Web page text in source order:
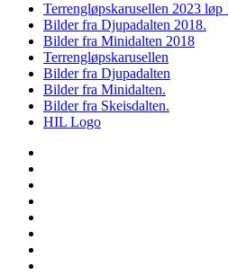
Terrengløpskarusellen 2023 løp
Bilder fra Djupadalten 2018.
Bilder fra Minidalten 2018
Terrengløpskarusellen
Bilder fra Djupadalten
Bilder fra Minidalten.
Bilder fra Skeisdalten.
HIL Logo